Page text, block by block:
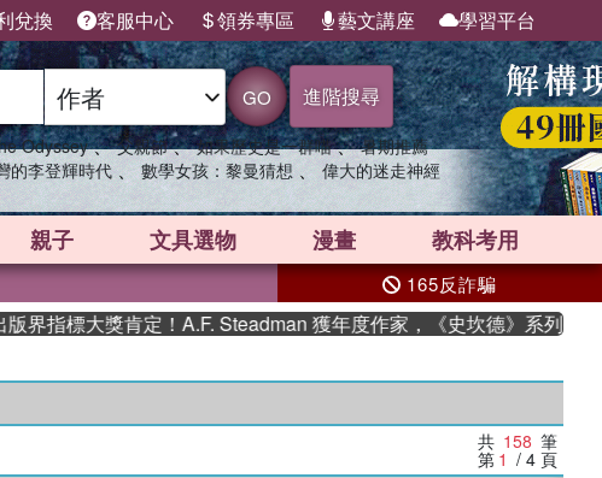
兌換 客服中心 領券專區 藝文講座 學習平台
GO 進階搜尋
Odyssey 、 父親節 、 如果歷史是一群喵 、 暑期推薦
的李登輝時代 、 數學女孩：黎曼猜想 、 偉大的迷走神經
親子 文具選物 漫畫 教科考用
165反詐騙
獎肯定！A.F. Steadman 獲年度作家，《史坎德》系列帶你踏上熱血
共 158 筆
第 1 / 4 頁